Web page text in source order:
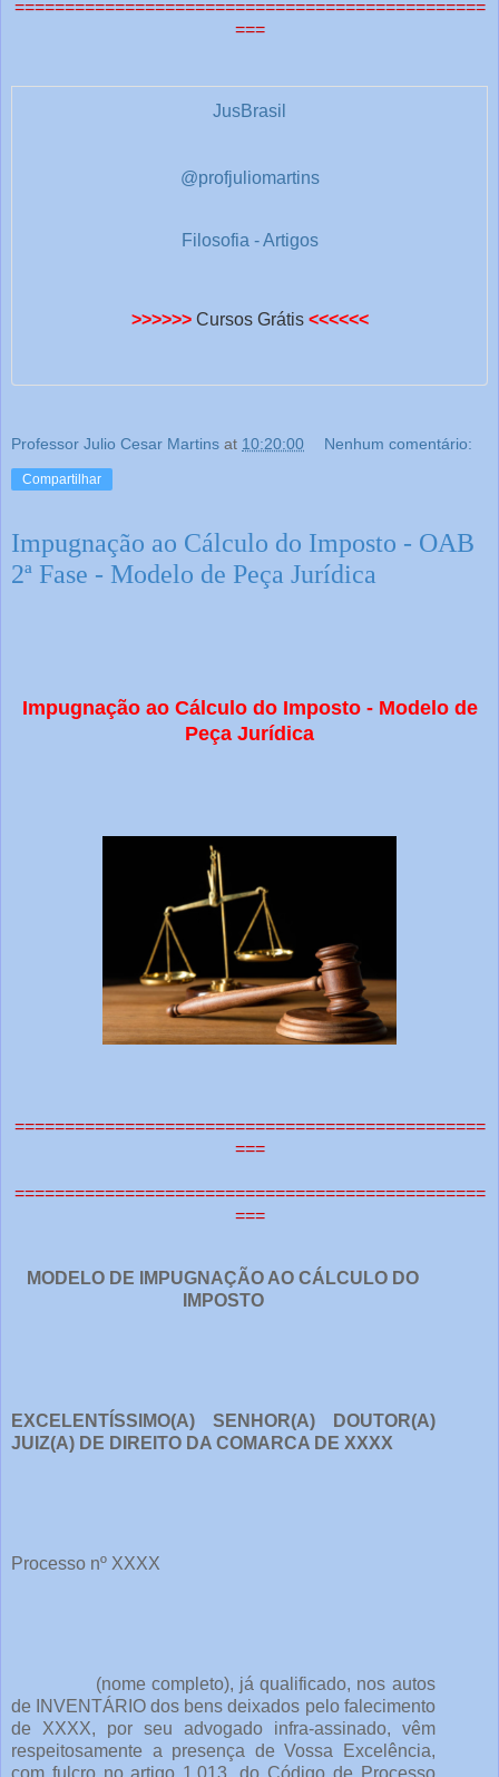
===============================================
===
JusBrasil
@profjuliomartins
Filosofia - Artigos
>>>>>> Cursos Grátis <<<<<<
Professor Julio Cesar Martins at 10:20:00 Nenhum comentário:
Compartilhar
Impugnação ao Cálculo do Imposto - OAB
2ª Fase - Modelo de Peça Jurídica
Impugnação ao Cálculo do Imposto - Modelo de
Peça Jurídica
===============================================
===
===============================================
===
MODELO DE IMPUGNAÇÃO AO CÁLCULO DO
IMPOSTO
EXCELENTÍSSIMO(A) SENHOR(A) DOUTOR(A)
JUIZ(A) DE DIREITO DA COMARCA DE XXXX
Processo nº XXXX
(nome completo), já qualificado, nos autos
de INVENTÁRIO dos bens deixados pelo falecimento
de XXXX, por seu advogado infra-assinado, vêm
respeitosamente a presença de Vossa Excelência,